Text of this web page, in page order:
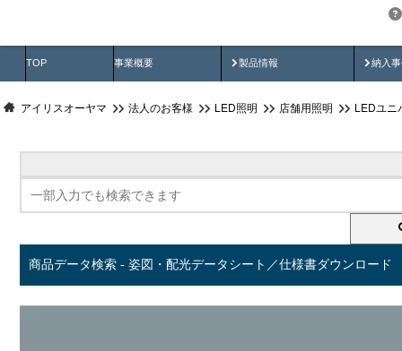
TOP 事業概要 製品情報
製品動画 納入
納
アイリスオーヤマ 法人のお客様 LED照明 店舗用照明 LEDユニ
商品データ検索 - 姿図・配光データシート／仕様書ダウンロード